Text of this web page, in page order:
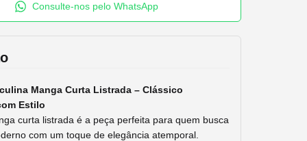
Consulte-nos pelo WhatsApp
Manga Curta Listrada – Clássico
Estilo
curta listrada é a peça perfeita para quem busca
com um toque de elegância atemporal.